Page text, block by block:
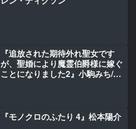
『追放された期待外れ聖女です
が、聖婚により魔霊伯爵様に嫁ぐ
ことになりました2』小駒みち/綾
『モノクロのふたり 4』松本陽介